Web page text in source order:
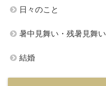
日々のこと
暑中見舞い・残暑見舞い
結婚